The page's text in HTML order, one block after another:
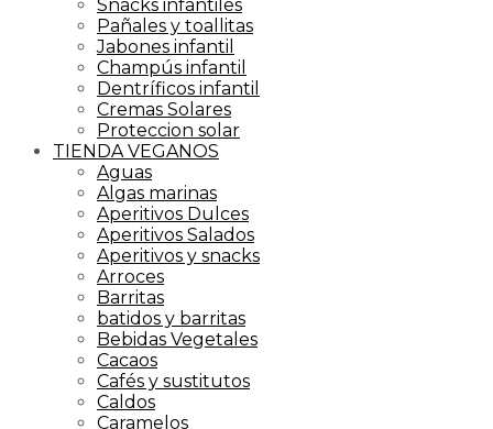
Snacks infantiles
Pañales y toallitas
Jabones infantil
Champús infantil
Dentríficos infantil
Cremas Solares
Proteccion solar
TIENDA VEGANOS
Aguas
Algas marinas
Aperitivos Dulces
Aperitivos Salados
Aperitivos y snacks
Arroces
Barritas
batidos y barritas
Bebidas Vegetales
Cacaos
Cafés y sustitutos
Caldos
Caramelos